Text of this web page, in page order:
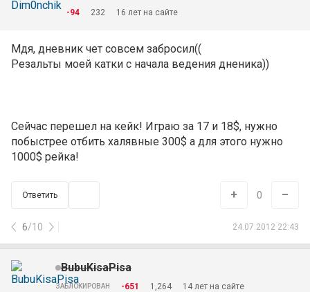
-94 232 16 лет на сайте
Мдя, дневник чет совсем забросил((
Резальты моей катки с начала ведения дненика))
Сейчас перешел на кейк! Играю за 17 и 18$, нужно
побыстрее отбить халявные 300$ а для этого нужно
1000$ рейка!
Ответить
6/10 24.07.2012 22:43
+ 0 –
BubuKisaPisa
ЗАБЛОКИРОВАН -651 1,264 14 лет на сайте